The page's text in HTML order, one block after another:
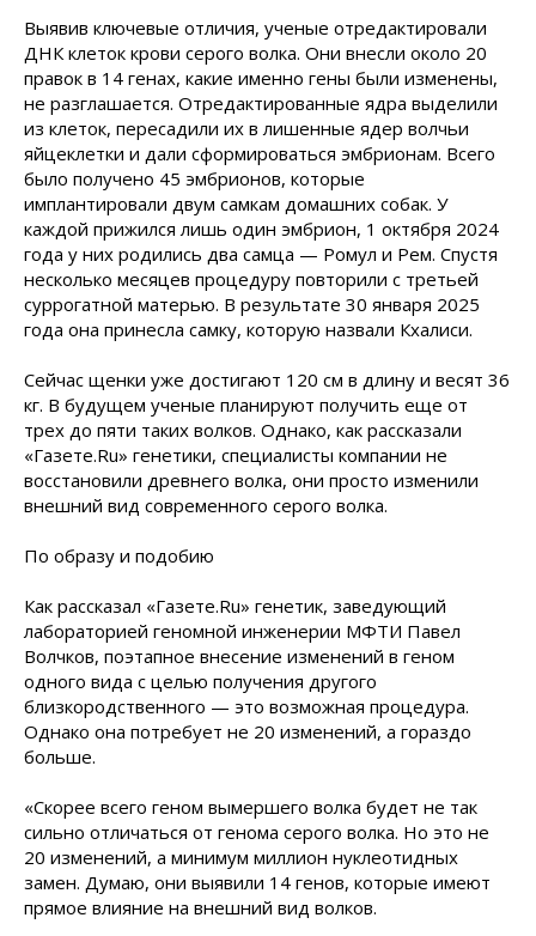
Выявив ключевые отличия, ученые отредактировали
ДНК клеток крови серого волка. Они внесли около 20
правок в 14 генах, какие именно гены были изменены,
не разглашается. Отредактированные ядра выделили
из клеток, пересадили их в лишенные ядер волчьи
яйцеклетки и дали сформироваться эмбрионам. Всего
было получено 45 эмбрионов, которые
имплантировали двум самкам домашних собак. У
каждой прижился лишь один эмбрион, 1 октября 2024
года у них родились два самца — Ромул и Рем. Спустя
несколько месяцев процедуру повторили с третьей
суррогатной матерью. В результате 30 января 2025
года она принесла самку, которую назвали Кхалиси.
Сейчас щенки уже достигают 120 см в длину и весят 36
кг. В будущем ученые планируют получить еще от
трех до пяти таких волков. Однако, как рассказали
«Газете.Ru» генетики, специалисты компании не
восстановили древнего волка, они просто изменили
внешний вид современного серого волка.
По образу и подобию
Как рассказал «Газете.Ru» генетик, заведующий
лабораторией геномной инженерии МФТИ Павел
Волчков, поэтапное внесение изменений в геном
одного вида с целью получения другого
близкородственного — это возможная процедура.
Однако она потребует не 20 изменений, а гораздо
больше.
«Скорее всего геном вымершего волка будет не так
сильно отличаться от генома серого волка. Но это не
20 изменений, а минимум миллион нуклеотидных
замен. Думаю, они выявили 14 генов, которые имеют
прямое влияние на внешний вид волков.